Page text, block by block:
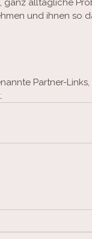
ganz alltägliche
und ihnen so
Partner-